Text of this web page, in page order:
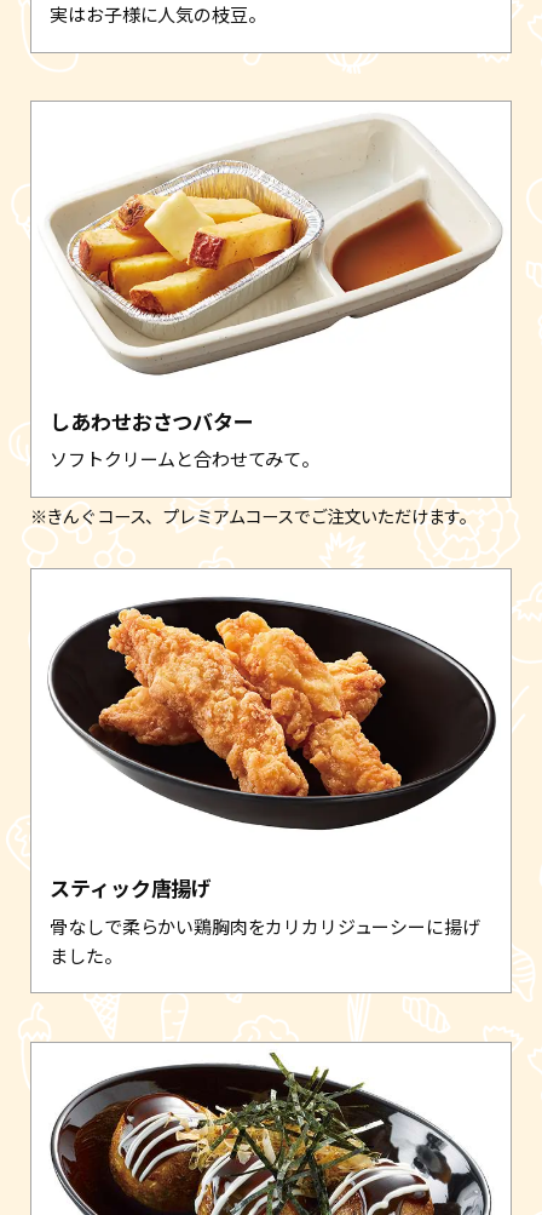
実はお子様に人気の枝豆。
しあわせおさつバター
ソフトクリームと合わせてみて。
※きんぐコース、プレミアムコースでご注文いただけます。
スティック唐揚げ
骨なしで柔らかい鶏胸肉をカリカリジューシーに揚げ
ました。